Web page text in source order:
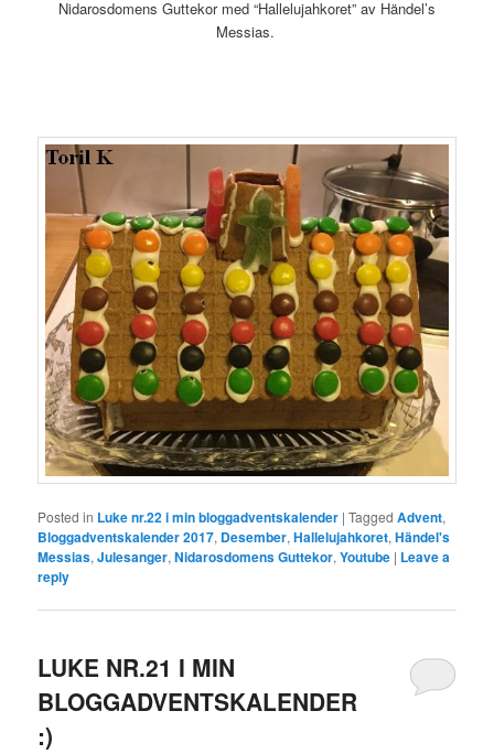
Nidarosdomens Guttekor med “Hallelujahkoret” av Händel’s
Messias.
Posted in Luke nr.22 i min bloggadventskalender |Tagged Advent,
Bloggadventskalender 2017, Desember,Hallelujahkoret,Händel's
Messias,Julesanger,Nidarosdomens Guttekor,Youtube | Leave a
reply
LUKE NR.21 I MIN
BLOGGADVENTSKALENDER
:)